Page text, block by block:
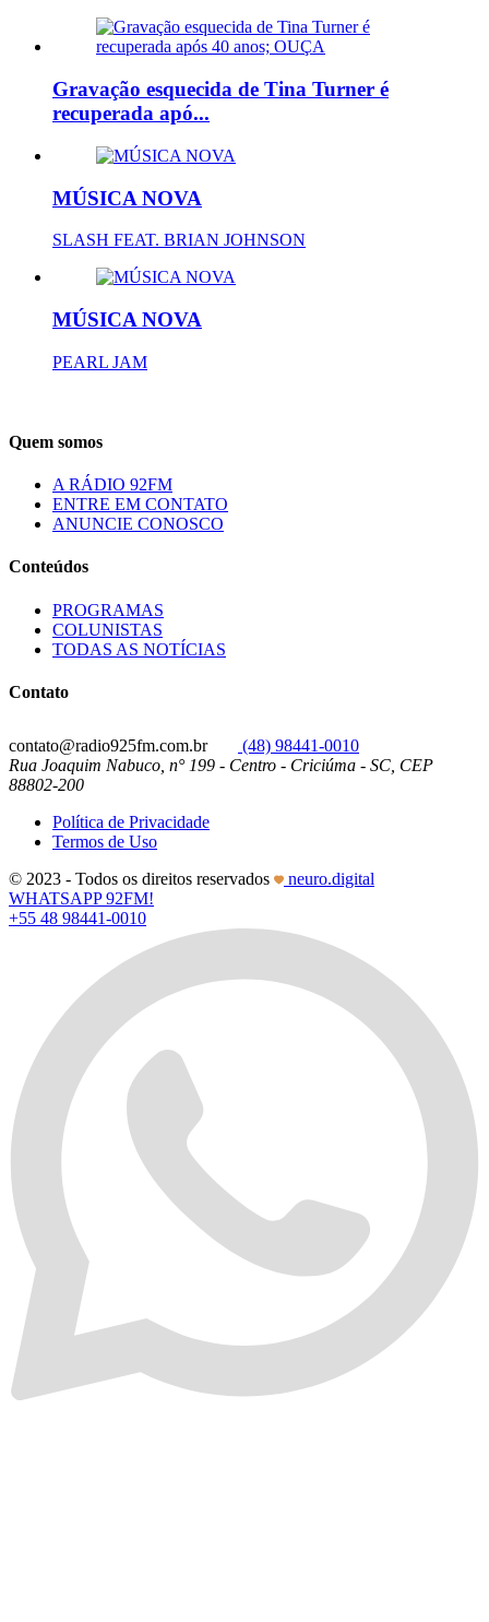
Gravação esquecida de Tina Turner é
recuperada apó...
MÚSICA NOVA
SLASH FEAT. BRIAN JOHNSON
MÚSICA NOVA
PEARL JAM
Quem somos
A RÁDIO 92FM
ENTRE EM CONTATO
ANUNCIE CONOSCO
Conteúdos
PROGRAMAS
COLUNISTAS
TODAS AS NOTÍCIAS
Contato
contato@radio925fm.com.br
(48) 98441-0010
Rua Joaquim Nabuco, n° 199 - Centro - Criciúma - SC, CEP
88802-200
Política de Privacidade
Termos de Uso
© 2023 - Todos os direitos reservados
neuro.digital
WHATSAPP 92FM!
+55 48 98441-0010